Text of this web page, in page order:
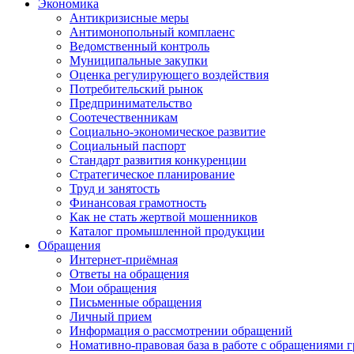
Экономика
Антикризисные меры
Антимонопольный комплаенс
Ведомственный контроль
Муниципальные закупки
Оценка регулирующего воздействия
Потребительский рынок
Предпринимательство
Соотечественникам
Социально-экономическое развитие
Социальный паспорт
Стандарт развития конкуренции
Стратегическое планирование
Труд и занятость
Финансовая грамотность
Как не стать жертвой мошенников
Каталог промышленной продукции
Обращения
Интернет-приёмная
Ответы на обращения
Мои обращения
Письменные обращения
Личный прием
Информация о рассмотрении обращений
Номативно-правовая база в работе с обращениями